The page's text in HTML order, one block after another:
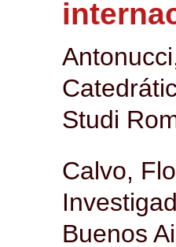
Studi
Calvo,
Buenos